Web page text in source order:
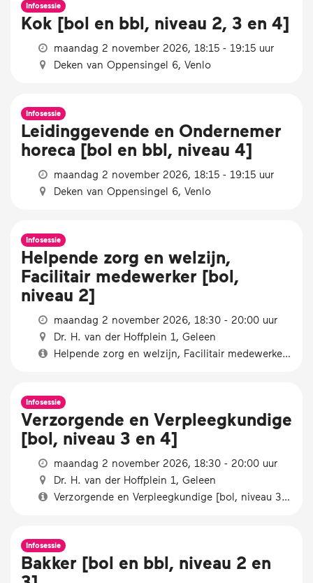
Infosessie
Kok [bol en bbl, niveau 2, 3 en 4]
maandag 2 november 2026, 18:15 - 19:15 uur
Deken van Oppensingel 6, Venlo
Infosessie
Leidinggevende en Ondernemer
horeca [bol en bbl, niveau 4]
maandag 2 november 2026, 18:15 - 19:15 uur
Deken van Oppensingel 6, Venlo
Infosessie
Helpende zorg en welzijn,
Facilitair medewerker [bol,
niveau 2]
maandag 2 november 2026, 18:30 - 20:00 uur
Dr. H. van der Hoffplein 1, Geleen
Helpende zorg en welzijn, Facilitair medewerker [bol, niveau 2]
Infosessie
Verzorgende en Verpleegkundige
[bol, niveau 3 en 4]
maandag 2 november 2026, 18:30 - 20:00 uur
Dr. H. van der Hoffplein 1, Geleen
Verzorgende en Verpleegkundige [bol, niveau 3 en 4]
Infosessie
Bakker [bol en bbl, niveau 2 en